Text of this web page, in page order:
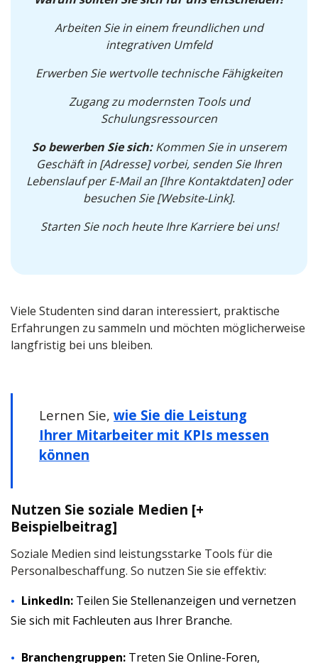
Arbeiten Sie in einem freundlichen und
integrativen Umfeld
Erwerben Sie wertvolle technische Fähigkeiten
Zugang zu modernsten Tools und
Schulungsressourcen
So bewerben Sie sich:Kommen Sie in unserem
Geschäft in [Adresse] vorbei, senden Sie Ihren
Lebenslauf per E-Mail an [Ihre Kontaktdaten] oder
besuchen Sie [Website-Link].
Starten Sie noch heute Ihre Karriere bei uns!
Viele Studenten sind daran interessiert, praktische
Erfahrungen zu sammeln und möchten möglicherweise
langfristig bei uns bleiben.
Lernen Sie, wie Sie die Leistung
Ihrer Mitarbeiter mit KPIs messen
können
Nutzen Sie soziale Medien [+
Beispielbeitrag]
Soziale Medien sind leistungsstarke Tools für die
Personalbeschaffung. So nutzen Sie sie effektiv:
LinkedIn: Teilen Sie Stellenanzeigen und vernetzen
Sie sich mit Fachleuten aus Ihrer Branche.
Branchengruppen: Treten Sie Online-Foren,